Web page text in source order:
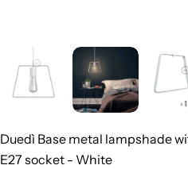
Duedì Base metal lampshade
E27 socket - White